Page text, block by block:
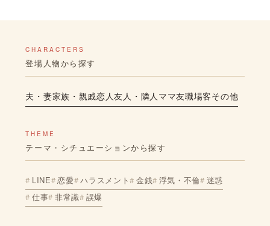
CHARACTERS
登場人物から探す
夫・妻家族・親戚恋人友人・隣人 ママ友職場客その他
THEME
テーマ・シチュエーションから探す
LINE 恋愛 ハラスメント 金銭 浮気・不倫 迷惑
仕事 非常識 誤爆